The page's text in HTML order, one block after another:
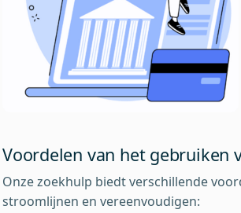
Voordelen van het gebruiken
Onze zoekhulp biedt verschillende
stroomlijnen en vereenvoudigen: